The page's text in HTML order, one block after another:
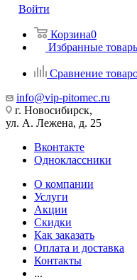
Войти
Корзина0
Избранные
Сравнение
info@vip-pitomec.ru
г. Новосибирск,
ул. А. Лежена, д. 25
Вконтакте
Одноклассники
О компании
Услуги
Акции
Скидки
Как заказать
Оплата и доставка
Контакты
...